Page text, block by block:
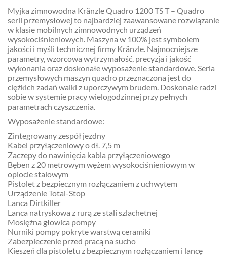
Myjka zimnowodna Kränzle Quadro 1200 TS T – Quadro
serii przemysłowej to najbardziej zaawansowane rozwiązanie
w klasie mobilnych zimnowodnych urządzeń
wysokociśnieniowych. Maszyna w 100% jest symbolem
jakości i myśli technicznej firmy Kränzle. Najmocniejsze
parametry, wzorcowa wytrzymałość, precyzja i jakość
wykonania oraz doskonałe wyposażenie standardowe. Seria
przemysłowych maszyn quadro przeznaczona jest do
ciężkich zadań walki z uporczywym brudem. Doskonale radzi
sobie w systemie pracy wielogodzinnej przy pełnych
parametrach czyszczenia.
Wyposażenie standardowe:
Zintegrowany zespół jezdny
Kabel przyłączeniowy o dł. 7,5 m
Zaczepy do nawinięcia kabla przyłączeniowego
Bęben z 20 metrowym wężem wysokociśnieniowym w
oplocie stalowym
Pistolet z bezpiecznym rozłączaniem z uchwytem
Urządzenie Total-Stop
Lanca Dirtkiller
Lanca natryskowa z rurą ze stali szlachetnej
Mosiężna głowica pompy
Nurniki pompy pokryte warstwą ceramiki
Zabezpieczenie przed pracą na sucho
Kieszeń dla pistoletu z bezpiecznym rozłączaniem i lancę